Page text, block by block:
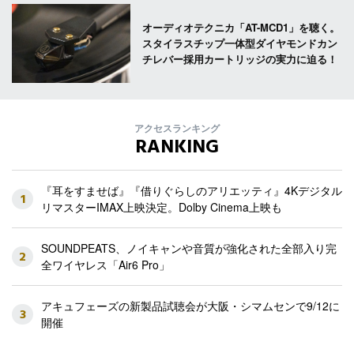
オーディオテクニカ「AT-MCD1」を聴く。
スタイラスチップ一体型ダイヤモンドカン
チレバー採用カートリッジの実力に迫る！
アクセスランキング
RANKING
1
『耳をすませば』『借りぐらしのアリエッティ』4Kデジタル
リマスターIMAX上映決定。Dolby Cinema上映も
2
SOUNDPEATS、ノイキャンや音質が強化された全部入り完
全ワイヤレス「Air6 Pro」
3
アキュフェーズの新製品試聴会が大阪・シマムセンで9/12に
開催